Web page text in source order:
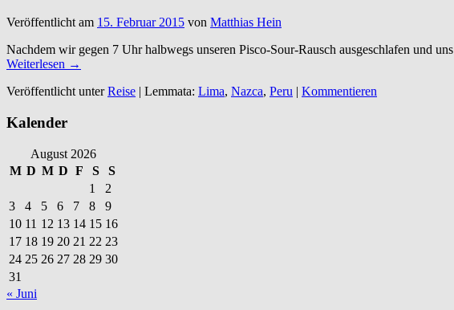
Veröffentlicht am 15. Februar 2015 von Matthias Hein
Nachdem wir gegen 7 Uhr halbwegs unseren Pisco-Sour-Rausch ausgeschlafen und
Weiterlesen →
Veröffentlicht unterReise | Lemmata: Lima, Nazca, Peru | Kommentieren
Kalender
August 2026
M D M D F S
S
1
2
3
4 5 6 7 8
9
10 11 12 13 14 15 16
17 18 19 20 21 22 23
24 25 26 27 28 29 30
31
« Juni